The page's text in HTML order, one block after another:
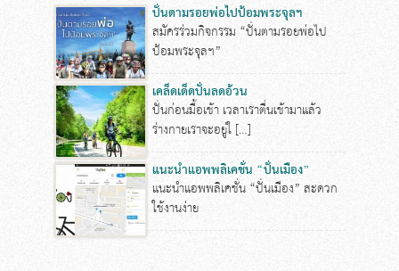
ปั่นตามรอยพ่อไปป้อมพระจุลฯ
สมัครร่วมกิจกรรม “ปั่นตามรอยพ่อไป
ป้อมพระจุลฯ”
เคล็ดเด็ดปั่นลดอ้วน
ปั่นก่อนมื้อเช้า เวลาเราตื่นเช้ามาแล้ว
ร่างกายเราจะอยู่ใ […]
แนะนำแอพพลิเคชั่น “ปั่นเมือง”
แนะนำแอพพลิเคชั่น “ปั่นเมือง” สะดวก
ใช้งานง่าย